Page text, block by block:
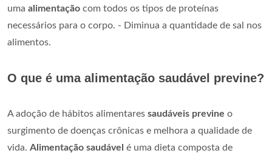
uma alimentação com todos os tipos de proteínas
necessários para o corpo. - Diminua a quantidade de sal nos
alimentos.
O que é uma alimentação saudável previne?
A adoção de hábitos alimentares saudáveis previne o
surgimento de doenças crônicas e melhora a qualidade de
vida. Alimentação saudável é uma dieta composta de